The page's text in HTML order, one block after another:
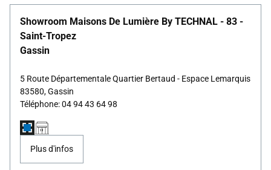
Showroom Maisons De Lumière By TECHNAL - 83 -
Saint-Tropez
Gassin
5 Route Départementale Quartier Bertaud - Espace Lemarquis
83580, Gassin
Téléphone: 04 94 43 64 98
Plus d'infos